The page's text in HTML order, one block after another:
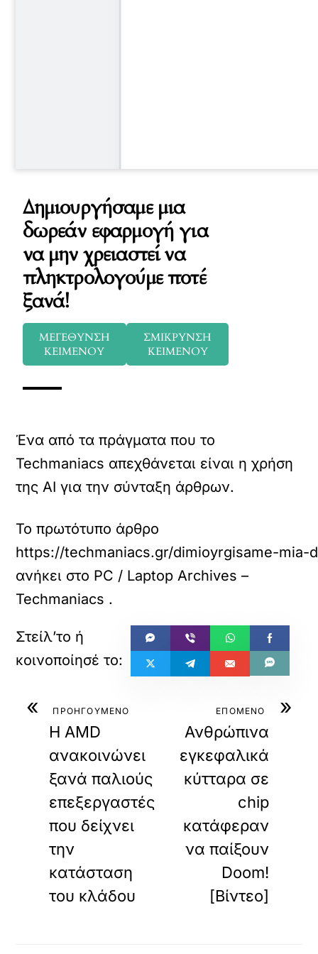
Δημιουργήσαμε μια
δωρεάν εφαρμογή για
να μην χρειαστεί να
πληκτρολογούμε ποτέ
ξανά!
ΜΕΓΕΘΥΝΣΗ
ΚΕΙΜΕΝΟΥ
ΣΜΙΚΡΥΝΣΗ
ΚΕΙΜΕΝΟΥ
Ένα από τα πράγματα που το
Techmaniacs απεχθάνεται είναι η χρήση
της AI για την σύνταξη άρθρων.
Το πρωτότυπο άρθρο
https://techmaniacs.gr/dimioyrgisame-
ανήκει στο PC / Laptop Archives –
Techmaniacs .
« ΠΡΟΗΓΟΥΜΕΝΟ
H AMD
ανακοινώνει
ξανά παλιούς
επεξεργαστές
που δείχνει
την
κατάσταση
του κλάδου
»
ΕΠΟΜΕΝΟ
Ανθρώπινα
εγκεφαλικά
κύτταρα σε
chip
κατάφεραν
να παίξουν
Doom!
[Βίντεο]